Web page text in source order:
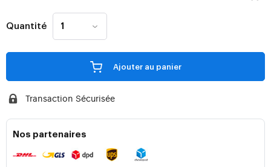
Quantité
Ajouter au panier
Transaction Sécurisée
Nos partenaires